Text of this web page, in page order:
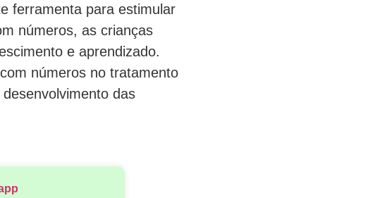
ferramenta para estimular
números, as crianças
e aprendizado.
números no tratamento
das